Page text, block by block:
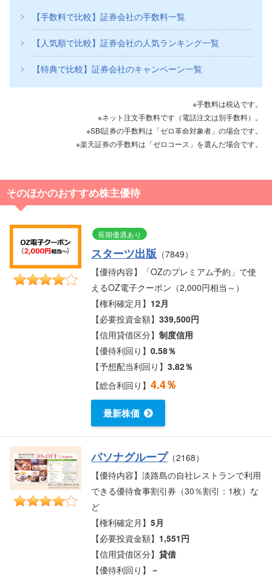
【手数料で比較】証券会社の手数料一覧
【人気順で比較】証券会社の人気ランキング一覧
【特典で比較】証券会社のキャンペーン一覧
※手数料は税込です。
※ネット注文手数料です（電話注文は別手数料）。
※SBI証券の手数料は「ゼロ革命対象者」の場合です。
※楽天証券の手数料は「ゼロコース」を選んだ場合です。
そのほかのおすすめ株主優待
長期優遇あり
スターツ出版 （7849）
【優待内容】「OZのプレミアム予約」で使
えるOZ電子クーポン（2,000円相当～）
【権利確定月】 12月
【必要投資金額】339,500円
【信用貸借区分】制度信用
【優待利回り】0.58％
【予想配当利回り】3.82％
【総合利回り】4.4％
最新株価
パソナグループ（2168）
【優待内容】淡路島の自社レストランで利用
できる優待食事割引券（30％割引：1枚）な
ど
【権利確定月】5月
【必要投資金額】 1,551円
【信用貸借区分】貸借
【優待利回り】 －